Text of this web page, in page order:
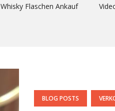
Whisky Flaschen Ankauf
POSTED
IN:
BLOG POSTS